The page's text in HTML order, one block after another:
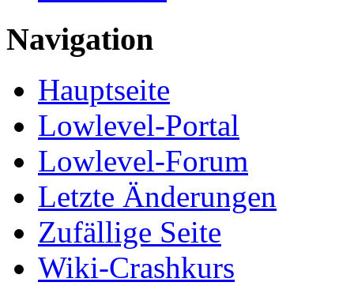
Navigation
Hauptseite
Lowlevel-Portal
Lowlevel-Forum
Letzte Änderungen
Zufällige Seite
Wiki-Crashkurs